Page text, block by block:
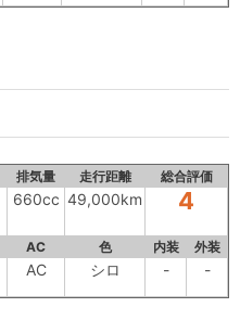
排気量 走行距離 総合評価
660cc 49,000km 4
AC 色 内装 外装
AC シロ - -